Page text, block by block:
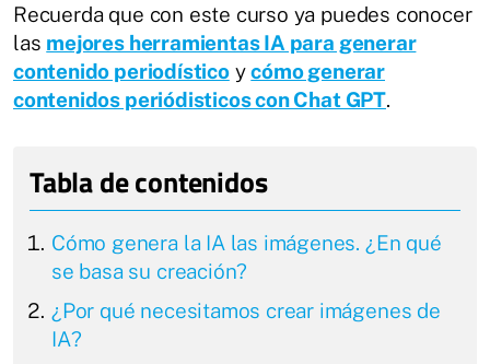
Recuerda que con este curso ya puedes conocer
las mejores herramientas IA para generar
contenido periodísticoycómo generar
contenidos periódisticos con Chat GPT.
Cómo genera la IA las imágenes. ¿En qué
se basa su creación?
¿Por qué necesitamos crear imágenes de
IA?